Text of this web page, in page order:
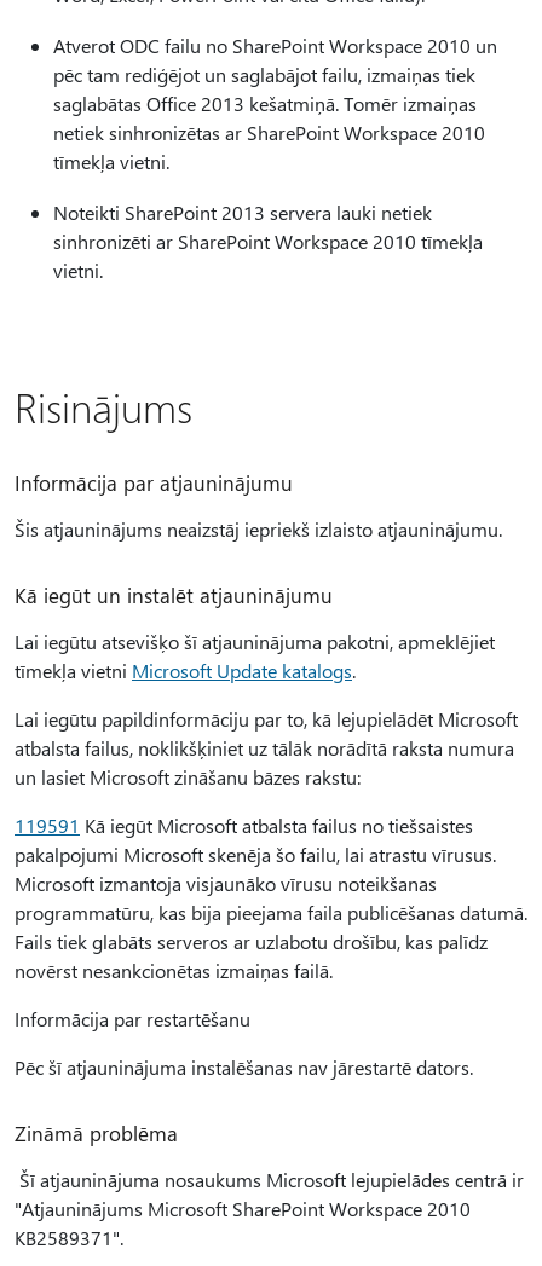
Atverot ODC failu no SharePoint Workspace 2010 un
pēc tam rediģējot un saglabājot failu, izmaiņas tiek
saglabātas Office 2013 kešatmiņā. Tomēr izmaiņas
netiek sinhronizētas ar SharePoint Workspace 2010
tīmekļa vietni.
Noteikti SharePoint 2013 servera lauki netiek
sinhronizēti ar SharePoint Workspace 2010 tīmekļa
vietni.
Risinājums
Informācija par atjauninājumu
Šis atjauninājums neaizstāj iepriekš izlaisto atjauninājumu.
Kā iegūt un instalēt atjauninājumu
Lai iegūtu atsevišķo šī atjauninājuma pakotni, apmeklējiet
tīmekļa vietni Microsoft Update katalogs.
Lai iegūtu papildinformāciju par to, kā lejupielādēt Microsoft
atbalsta failus, noklikšķiniet uz tālāk norādītā raksta numura
un lasiet Microsoft zināšanu bāzes rakstu:
119591 Kā iegūt Microsoft atbalsta failus no tiešsaistes
pakalpojumi Microsoft skenēja šo failu, lai atrastu vīrusus.
Microsoft izmantoja visjaunāko vīrusu noteikšanas
programmatūru, kas bija pieejama faila publicēšanas datumā.
Fails tiek glabāts serveros ar uzlabotu drošību, kas palīdz
novērst nesankcionētas izmaiņas failā.
Informācija par restartēšanu
Pēc šī atjauninājuma instalēšanas nav jārestartē dators.
Zināmā problēma
Šī atjauninājuma nosaukums Microsoft lejupielādes centrā ir
"Atjauninājums Microsoft SharePoint Workspace 2010
KB2589371".